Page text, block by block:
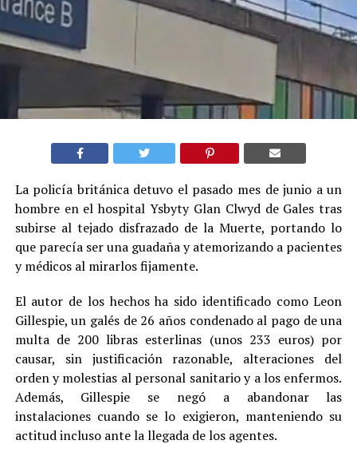
La policía británica detuvo el pasado mes de junio a un
hombre en el hospital Ysbyty Glan Clwyd de Gales tras
subirse al tejado disfrazado de la Muerte, portando lo
que parecía ser una guadaña y atemorizando a pacientes
y médicos al mirarlos fijamente.
El autor de los hechos ha sido identificado como Leon
Gillespie, un galés de 26 años condenado al pago de una
multa de 200 libras esterlinas (unos 233 euros) por
causar, sin justificación razonable, alteraciones del
orden y molestias al personal sanitario y a los enfermos.
Además, Gillespie se negó a abandonar las
instalaciones cuando se lo exigieron, manteniendo su
actitud incluso ante la llegada de los agentes.